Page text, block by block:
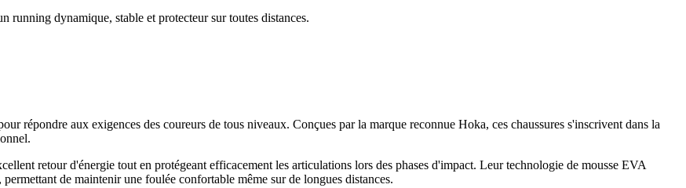
dynamique, stable et protecteur sur toutes distances.
répondre aux exigences des coureurs de tous niveaux. Conçues par la marque reconnue Hoka, ces chaussures s'inscrivent dans la
retour d'énergie tout en protégeant efficacement les articulations lors des phases d'impact. Leur technologie de mousse EVA
de maintenir une foulée confortable même sur de longues distances.